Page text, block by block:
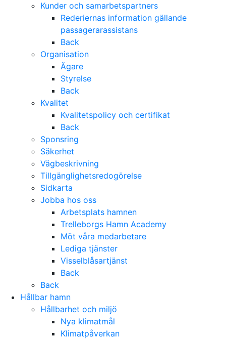
Kunder och samarbetspartners
Rederiernas information gällande
passagerarassistans
Back
Organisation
Ägare
Styrelse
Back
Kvalitet
Kvalitetspolicy och certifikat
Back
Sponsring
Säkerhet
Vägbeskrivning
Tillgänglighetsredogörelse
Sidkarta
Jobba hos oss
Arbetsplats hamnen
Trelleborgs Hamn Academy
Möt våra medarbetare
Lediga tjänster
Visselblåsartjänst
Back
Back
Hållbar hamn
Hållbarhet och miljö
Nya klimatmål
Klimatpåverkan